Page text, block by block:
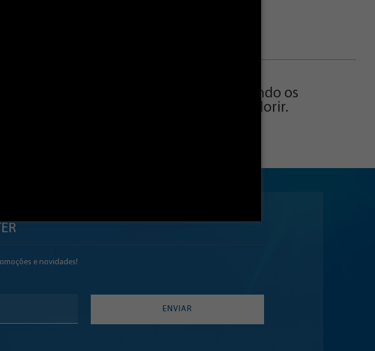
apresenta o Tijolinho e sua turma, contando os
divertida e alegre em desenhos para colorir.
e novidades!
ENVIAR